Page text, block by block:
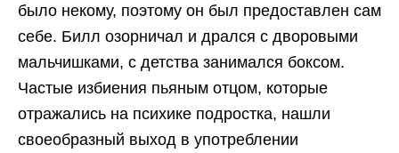
было некому, поэтому он был предоставлен сам
себе. Билл озорничал и дрался с дворовыми
мальчишками, с детства занимался боксом.
Частые избиения пьяным отцом, которые
отражались на психике подростка, нашли
своеобразный выход в употреблении